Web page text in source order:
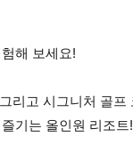
해 보세요!
리고 시그니처 골프
기는 올인원 리조트!